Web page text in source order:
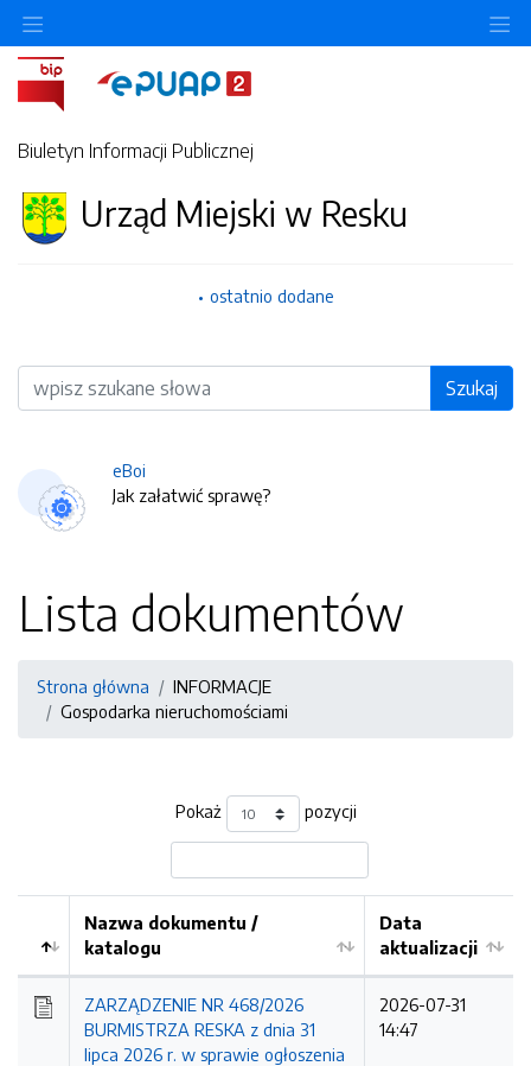
Biuletyn Informacji Publicznej
Urząd Miejski w Resku
ostatnio dodane
Wyszukiwarka Szukaj
eBoi
Jak załatwić sprawę?
Lista dokumentów
Strona główna
INFORMACJE
Gospodarka nieruchomościami
Pokaż pozycji
Nazwa dokumentu /
katalogu
Data
aktualizacji
ZARZĄDZENIE NR 468/2026
BURMISTRZA RESKA z dnia 31
lipca 2026 r. w sprawie ogłoszenia
2026-07-31
14:47